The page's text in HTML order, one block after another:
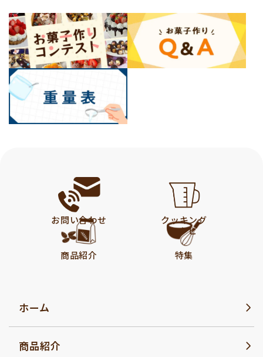
お問い合わせ
クッキング
レシピ
商品紹介
特集
ホーム
商品紹介